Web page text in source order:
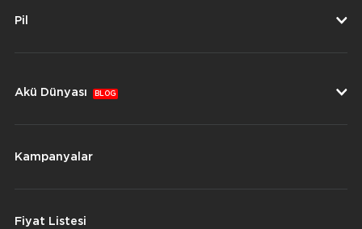
Pil
Akü Dünyası BLOG
Kampanyalar
Fiyat Listesi